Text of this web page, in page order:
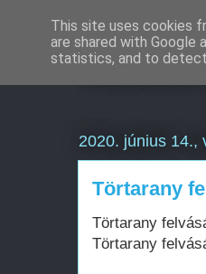
2020. június 14.,
Törtarany
Törtarany
Törtarany
This site uses cookies
are shared with Google
statistics, and to detect